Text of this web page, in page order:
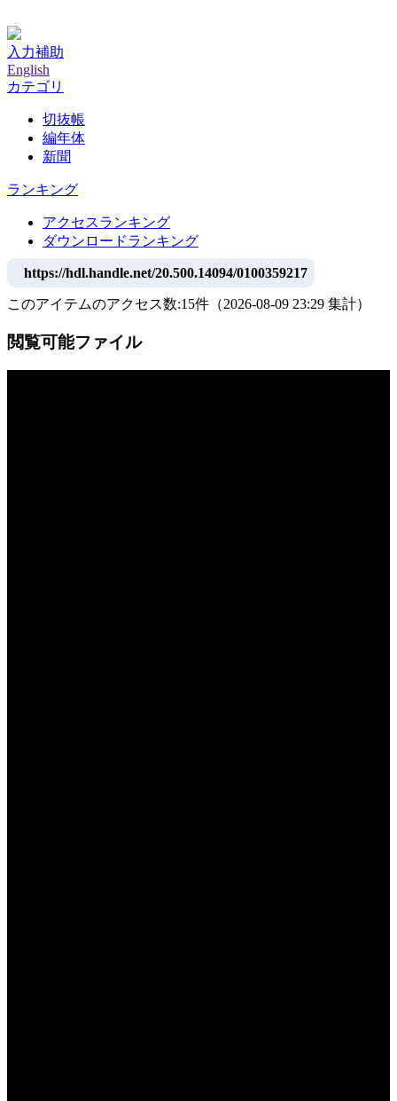
入力補助
English
カテゴリ
切抜帳
編年体
新聞
ランキング
アクセスランキング
ダウンロードランキング
https://hdl.handle.net/20.500.14094/0100359217
このアイテムのアクセス数:15件 （2026-08-09 23:29 集計）
閲覧可能ファイル